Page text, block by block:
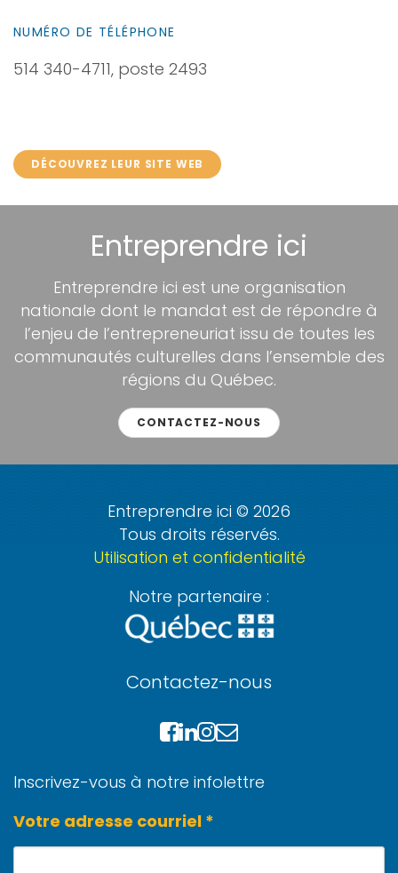
NUMÉRO DE TÉLÉPHONE
514 340-4711, poste 2493
DÉCOUVREZ LEUR SITE WEB
Entreprendre ici
Entreprendre ici est une organisation
nationale dont le mandat est de répondre à
l’enjeu de l’entrepreneuriat issu de toutes les
communautés culturelles dans l’ensemble des
régions du Québec.
CONTACTEZ-NOUS
Entreprendre ici © 2026
Tous droits réservés.
Utilisation et confidentialité
Notre partenaire :
Contactez-nous
Inscrivez-vous à notre infolettre
Votre adresse courriel *